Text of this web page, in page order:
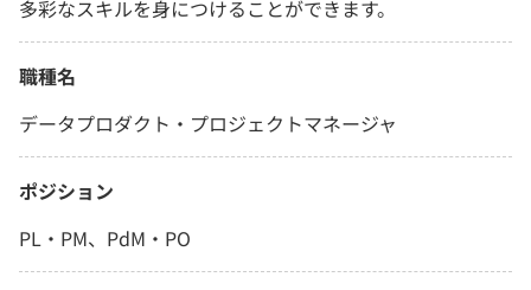
多彩なスキルを身につけることができます。
職種名
データプロダクト・プロジェクトマネージャ
ポジション
PL・PM、PdM・PO